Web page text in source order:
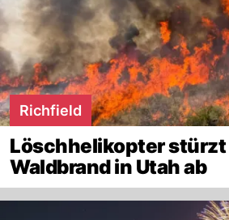
Richfield
Löschhelikopter stürzt
Waldbrand in Utah ab